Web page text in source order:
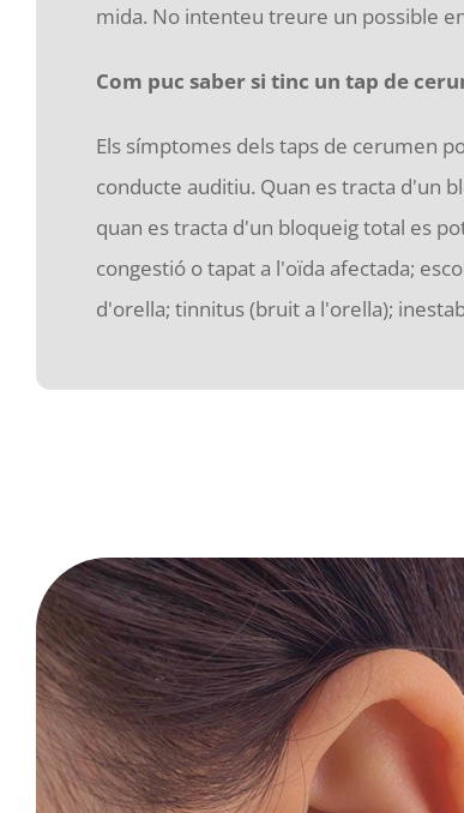
mida. No intenteu treure un possible
Com puc saber si tinc un tap de
Els símptomes dels taps de cerumen
conducte auditiu. Quan es tracta d'un
quan es tracta d'un bloqueig total es
congestió o tapat a l'oïda afectada;
d'orella; tinnitus (bruit a l'orella);